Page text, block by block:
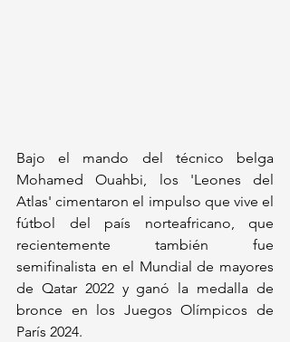
Bajo el mando del técnico belga
Mohamed Ouahbi, los 'Leones del
Atlas' cimentaron el impulso que vive el
fútbol del país norteafricano, que
recientemente también fue
semifinalista en el Mundial de mayores
de Qatar 2022 y ganó la medalla de
bronce en los Juegos Olímpicos de
París 2024.